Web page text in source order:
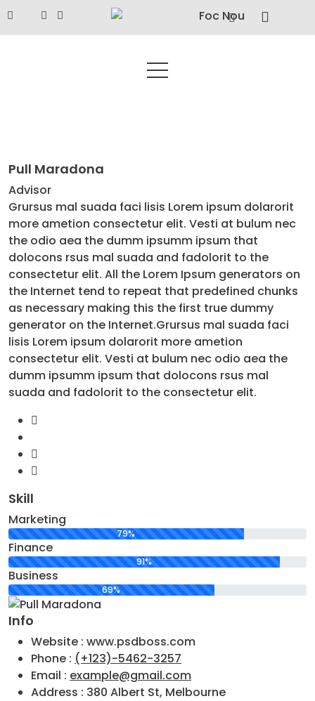
Pull Maradona
Advisor
Grursus mal suada faci lisis Lorem ipsum dolarorit
more ametion consectetur elit. Vesti at bulum nec
the odio aea the dumm ipsumm ipsum that
dolocons rsus mal suada and fadolorit to the
consectetur elit. All the Lorem Ipsum generators on
the Internet tend to repeat that predefined chunks
as necessary making this the first true dummy
generator on the Internet.Grursus mal suada faci
lisis Lorem ipsum dolarorit more ametion
consectetur elit. Vesti at bulum nec odio aea the
dumm ipsumm ipsum that dolocons rsus mal
suada and fadolorit to the consectetur elit.
Skill
Marketing
79%
Finance
91%
Business
69%
Info
Website : www.psdboss.com
Phone : (+123)-5462-3257
Email : example@gmail.com
Address : 380 Albert St, Melbourne